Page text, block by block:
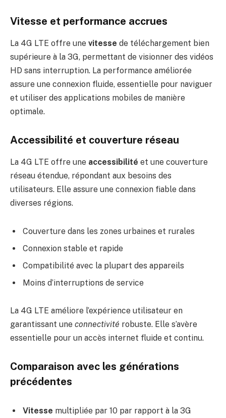
Vitesse et performance accrues
La 4G LTE offre une vitesse de téléchargement bien
supérieure à la 3G, permettant de visionner des vidéos
HD sans interruption. La performance améliorée
assure une connexion fluide, essentielle pour naviguer
et utiliser des applications mobiles de manière
optimale.
Accessibilité et couverture réseau
La 4G LTE offre une accessibilité et une couverture
réseau étendue, répondant aux besoins des
utilisateurs. Elle assure une connexion fiable dans
diverses régions.
Couverture dans les zones urbaines et rurales
Connexion stable et rapide
Compatibilité avec la plupart des appareils
Moins d’interruptions de service
La 4G LTE améliore l’expérience utilisateur en
garantissant une connectivité robuste. Elle s’avère
essentielle pour un accès internet fluide et continu.
Comparaison avec les générations
précédentes
Vitesse multipliée par 10 par rapport à la 3G